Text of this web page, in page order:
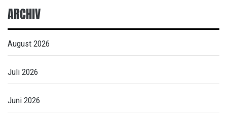
ARCHIV
August 2026
Juli 2026
Juni 2026